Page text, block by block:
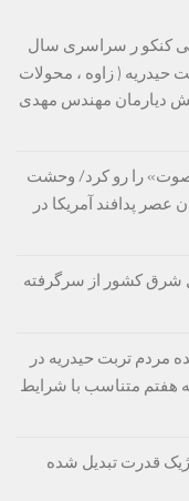
کنکو ر سراسری سال
حیدریه ( زاوه ، محولات
دیارمان مهندس مهدی
را رو کرد/ وحشت
انبوه «دی‌اف‑۱۷» و پایان عصر پدافند آمریکا در
شرق کشور از سرگرفته
مردم تربت حیدریه در
: بودجه ۱۴۰۵ و برنامه هفتم متناسب با شرایط
قدرت تبدیل شده